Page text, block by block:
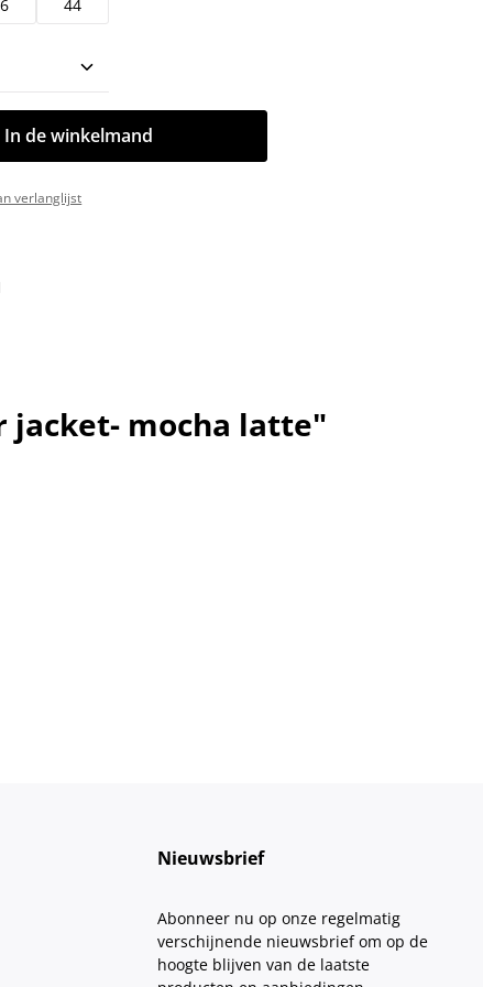
44
Voer de gewenste
In de winkelmand
verlanglijst
jacket- mocha latte"
Nieuwsbrief
Abonneer nu op onze regelmatig
verschijnende nieuwsbrief om op de
hoogte blijven van de laatste